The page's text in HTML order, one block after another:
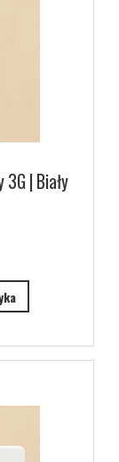
| Biały